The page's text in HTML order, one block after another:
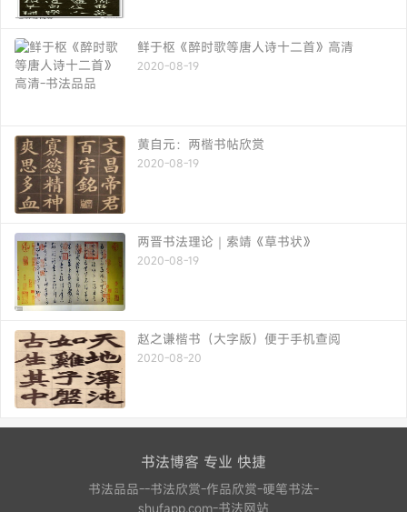
鲜于枢《醉时歌等唐人诗十二首》高清
2020-08-19
黄自元：两楷书帖欣赏
2020-08-19
两晋书法理论｜索靖《草书状》
2020-08-19
赵之谦楷书（大字版）便于手机查阅
2020-08-20
书法博客 专业 快捷
书法品品--书法欣赏-作品欣赏-硬笔书法-
shufapp.com-书法网站